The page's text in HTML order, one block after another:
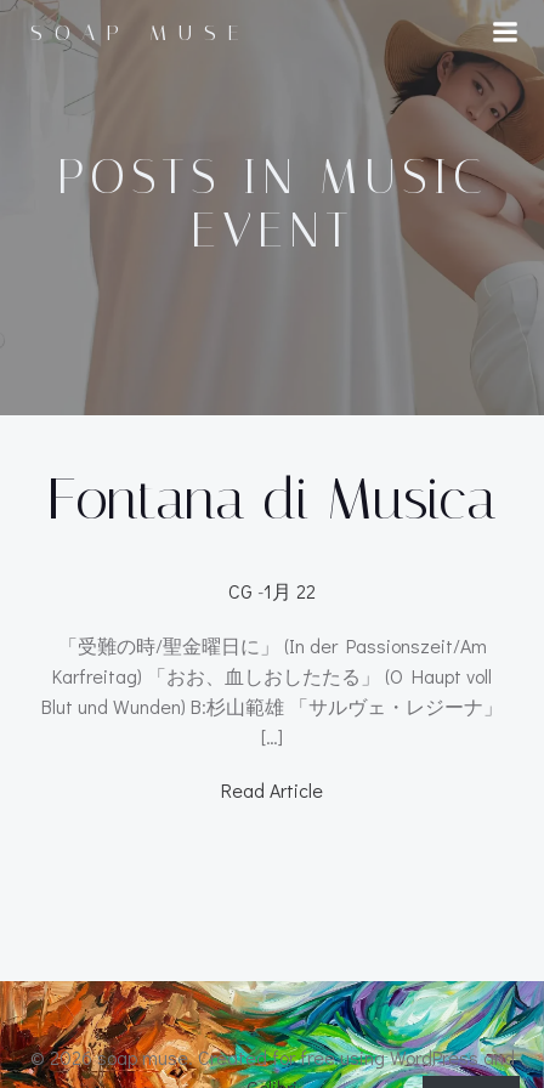
へ
ス
キ
ッ
SOAP MUSE
POSTS IN MUSIC
EVENT
Fontana di Musica
CG -1月 22
「受難の時/聖金曜日に」 (In der Passionszeit/Am
Karfreitag) 「おお、血しおしたたる」 (O Haupt voll
Blut und Wunden) B:杉山範雄 「サルヴェ・レジーナ」
[…]
Read Article
© 2026 soap muse. Created for free using WordPress and